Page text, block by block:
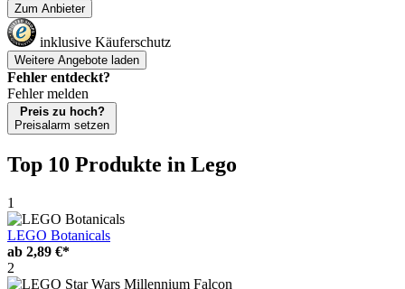
Zum Anbieter
inklusive Käuferschutz
Weitere Angebote laden
Fehler entdeckt?
Fehler melden
Preis zu hoch?
Preisalarm setzen
Top 10 Produkte in Lego
1
LEGO Botanicals
ab 2,89 €*
2